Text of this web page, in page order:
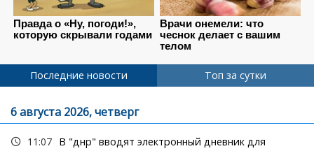
Последние новости Топ за сутки
6 августа 2026, четверг
11:07 В "днр" вводят электронный дневник для